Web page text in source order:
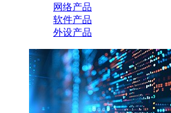
网络产品
软件产品
外设产品